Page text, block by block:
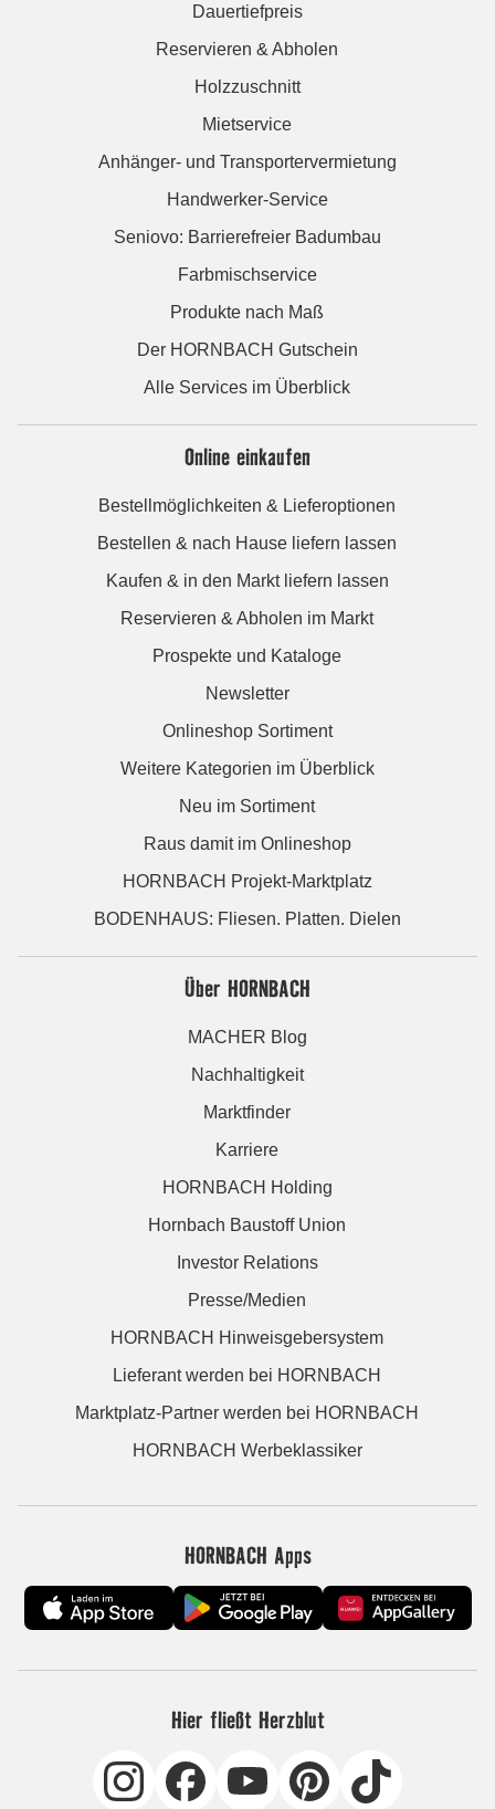
Dauertiefpreis
Reservieren & Abholen
Holzzuschnitt
Mietservice
Anhänger- und Transportervermietung
Handwerker-Service
Seniovo: Barrierefreier Badumbau
Farbmischservice
Produkte nach Maß
Der HORNBACH Gutschein
Alle Services im Überblick
Online einkaufen
Bestellmöglichkeiten & Lieferoptionen
Bestellen & nach Hause liefern lassen
Kaufen & in den Markt liefern lassen
Reservieren & Abholen im Markt
Prospekte und Kataloge
Newsletter
Onlineshop Sortiment
Weitere Kategorien im Überblick
Neu im Sortiment
Raus damit im Onlineshop
HORNBACH Projekt-Marktplatz
BODENHAUS: Fliesen. Platten. Dielen
Über HORNBACH
MACHER Blog
Nachhaltigkeit
Marktfinder
Karriere
HORNBACH Holding
Hornbach Baustoff Union
Investor Relations
Presse/Medien
HORNBACH Hinweisgebersystem
Lieferant werden bei HORNBACH
Marktplatz-Partner werden bei HORNBACH
HORNBACH Werbeklassiker
HORNBACH Apps
Hier fließt Herzblut